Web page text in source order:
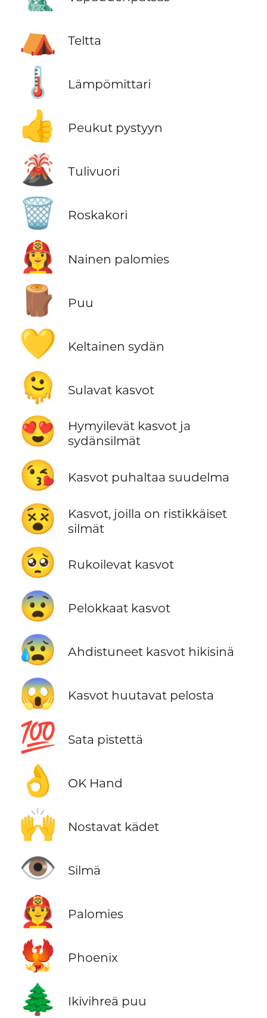
⛺ Teltta
🌡️ Lämpömittari
👍 Peukut pystyyn
🌋 Tulivuori
🗑️ Roskakori
👩‍🚒 Nainen palomies
🪵 Puu
💛 Keltainen sydän
🫠 Sulavat kasvot
😍
Hymyilevät kasvot ja
sydänsilmät
😘 Kasvot puhaltaa suudelma
😵
Kasvot, joilla on ristikkäiset
silmät
🥺 Rukoilevat kasvot
😨 Pelokkaat kasvot
😰 Ahdistuneet kasvot hikisinä
😱 Kasvot huutavat pelosta
💯 Sata pistettä
👌 OK Hand
🙌 Nostavat kädet
👁️ Silmä
🧑‍🚒 Palomies
🐦‍🔥 Phoenix
🌲 Ikivihreä puu